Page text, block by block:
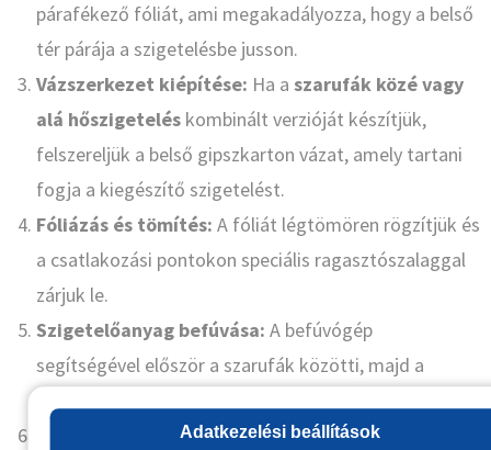
párafékező fóliát, ami megakadályozza, hogy a belső
tér párája a szigetelésbe jusson.
Vázszerkezet kiépítése: Ha a szarufák közé vagy
alá hőszigetelés kombinált verzióját készítjük,
felszereljük a belső gipszkarton vázat, amely tartani
fogja a kiegészítő szigetelést.
Fóliázás és tömítés: A fóliát légtömören rögzítjük és
a csatlakozási pontokon speciális ragasztószalaggal
zárjuk le.
Szigetelőanyag befúvása: A befúvógép
segítségével először a szarufák közötti, majd a
A szigetelés lezárása után
Adatkezelési beállítások